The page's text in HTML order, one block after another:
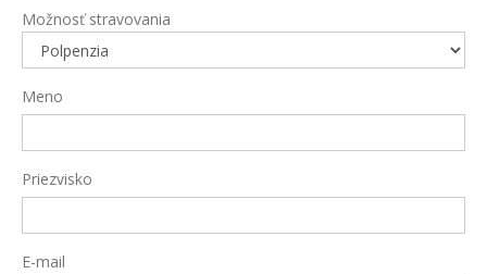
Možnosť stravovania
Meno
Priezvisko
E-mail